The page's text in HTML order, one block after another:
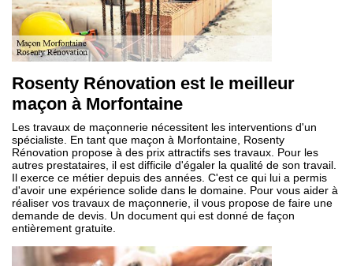
Rosenty Rénovation est le meilleur
maçon à Morfontaine
Les travaux de maçonnerie nécessitent les interventions d'un
spécialiste. En tant que maçon à Morfontaine, Rosenty
Rénovation propose à des prix attractifs ses travaux. Pour les
autres prestataires, il est difficile d'égaler la qualité de son travail.
Il exerce ce métier depuis des années. C'est ce qui lui a permis
d'avoir une expérience solide dans le domaine. Pour vous aider à
réaliser vos travaux de maçonnerie, il vous propose de faire une
demande de devis. Un document qui est donné de façon
entièrement gratuite.